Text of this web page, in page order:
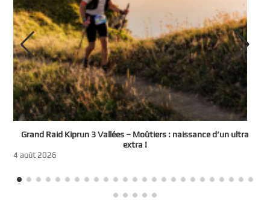
Grand Raid Kiprun 3 Vallées – Moûtiers : naissance d’un ultra
extra !
4 août 2026